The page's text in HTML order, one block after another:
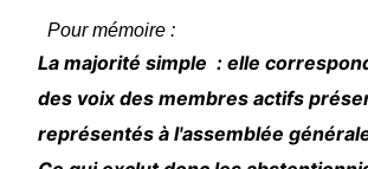
Pour mémoire :
La majorité simple : elle
des voix des membres actifs
représentés à l'assemblée